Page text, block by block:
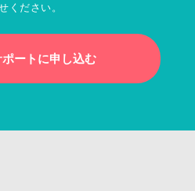
ください。
ートに申し込む